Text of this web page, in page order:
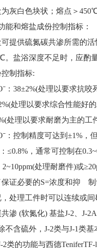
白色块状；熔点＞450℃
和熔盐成份控制指标：
供硫氮碳共渗所需的活
。盐浴深度不足时，应酌
制指标:
38±2%(处理以要求抗咬
处理以要求综合性能好的
理以要求耐磨为主的工
控制精度可达到±1%，但
，通常可控制在
处理耐磨件)或
必要的S=浓度和抑 制氰
处理工件时可以连续或间
渗 (软氮化) 基盐J-2、J-
含硫外，J-2类与J-1类基
的功能与西德TeniferTF-